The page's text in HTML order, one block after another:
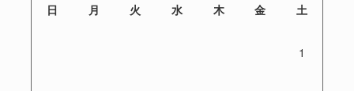
日 月 火 水 木 金 土
1